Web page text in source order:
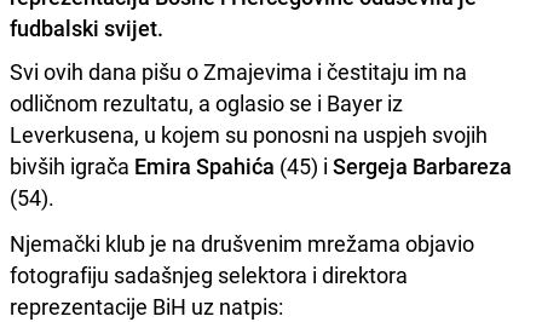
fudbalski svijet.
Svi ovih dana pišu o Zmajevima i čestitaju im na
odličnom rezultatu, a oglasio se i Bayer iz
Leverkusena, u kojem su ponosni na uspjeh svojih
bivših igrača Emira Spahića (45) i Sergeja Barbareza
(54).
Njemački klub je na drušvenim mrežama objavio
fotografiju sadašnjeg selektora i direktora
reprezentacije BiH uz natpis: